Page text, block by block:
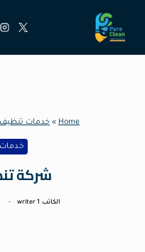
المحتوى
Home
» خدمات تنظيف
شركة
الكاتب writer 1